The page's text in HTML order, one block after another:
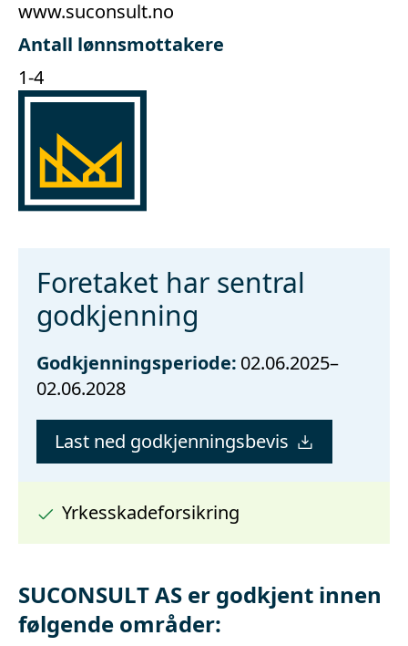
www.suconsult.no
Antall lønnsmottakere
1-4
Foretaket har sentral
godkjenning
Godkjenningsperiode: 02.06.2025–
02.06.2028
Last ned godkjenningsbevis
Yrkesskadeforsikring
SUCONSULT AS er godkjent innen
følgende områder: